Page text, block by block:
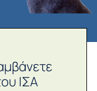
ΙΣΑ